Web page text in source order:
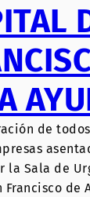
de
la Sala de
de